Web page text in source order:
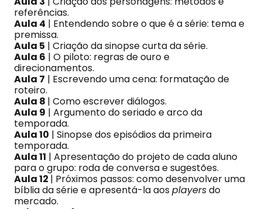
referências.
Aula 4 | Entendendo sobre o que é a série: tema e
premissa.
Aula 5 | Criação da sinopse curta da série.
Aula 6 | O piloto: regras de ouro e
direcionamentos.
Aula 7 | Escrevendo uma cena: formatação de
roteiro.
Aula 8 | Como escrever diálogos.
Aula 9 | Argumento do seriado e arco da
temporada.
Aula 10 | Sinopse dos episódios da primeira
temporada.
Aula 11 | Apresentação do projeto de cada aluno
para o grupo: roda de conversa e sugestões.
Aula 12 | Próximos passos: como desenvolver uma
bíblia da série e apresentá-la aosplayersdo
mercado.